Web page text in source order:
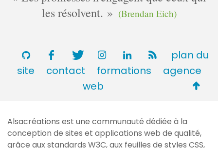
les résolvent.
(Brendan Eich)
plan du
site
contact formations
agence
web
de
page
Alsacréations est une communauté dédiée à la
conception de sites et applications web de qualité,
grâce aux standards W3C, aux feuilles de styles CSS,